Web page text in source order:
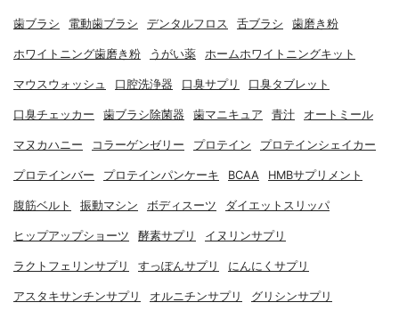
歯ブラシ 電動歯ブラシ デンタルフロス 舌ブラシ 歯磨き粉
ホワイトニング歯磨き粉 うがい薬 ホームホワイトニングキット
マウスウォッシュ 口腔洗浄器 口臭サプリ 口臭タブレット
口臭チェッカー 歯ブラシ除菌器 歯マニキュア 青汁 オートミール
マヌカハニー コラーゲンゼリー プロテイン プロテインシェイカー
プロテインバー プロテインパンケーキ BCAA HMBサプリメント
腹筋ベルト 振動マシン ボディスーツ ダイエットスリッパ
ヒップアップショーツ 酵素サプリ イヌリンサプリ
ラクトフェリンサプリ すっぽんサプリ にんにくサプリ
アスタキサンチンサプリ オルニチンサプリ グリシンサプリ